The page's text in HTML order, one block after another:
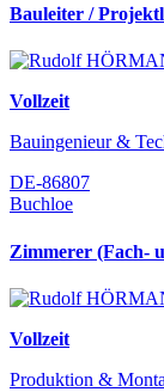
Bauleiter /
Vollzeit
Bauingenieur &
DE-86807
Buchloe
Zimmerer (Fach-
Vollzeit
Produktion &